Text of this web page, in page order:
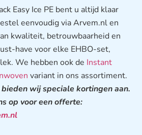
Easy Ice PE bent u altijd klaar
eenvoudig via Arvem.nl en
kwaliteit, betrouwbaarheid en
have voor elke EHBO-set,
We hebben ook de Instant
variant in ons assortiment.
wij speciale kortingen aan.
op voor een offerte: